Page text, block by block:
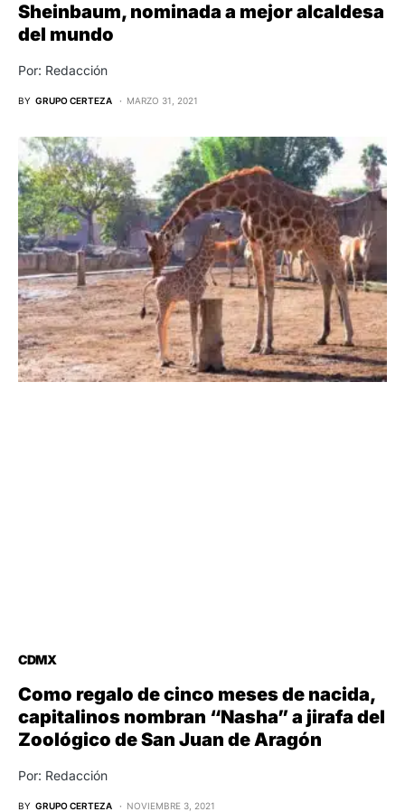
Sheinbaum, nominada a mejor alcaldesa
del mundo
Por: Redacción
BY GRUPO CERTEZA MARZO 31, 2021
CDMX
Como regalo de cinco meses de nacida,
capitalinos nombran “Nasha” a jirafa del
Zoológico de San Juan de Aragón
Por: Redacción
BY GRUPO CERTEZA NOVIEMBRE 3, 2021